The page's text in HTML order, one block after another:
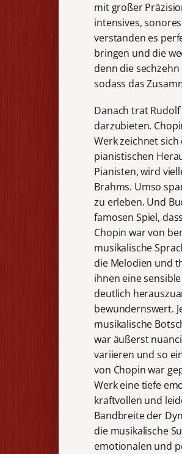
mit großer
intensives,
verstanden es
bringen und die
denn die
sodass das
Danach trat
darzubieten.
Werk zeichnet
pianistischen
Pianisten, wird
Brahms. Umso
zu erleben. Und
famosen Spiel,
Chopin war von
musikalische
die Melodien und
ihnen eine
deutlich
bewundernswert.
musikalische
war äußerst
variieren und so
von Chopin war
Werk eine tiefe
kraftvollen und
Bandbreite der
die musikalische
emotionalen und